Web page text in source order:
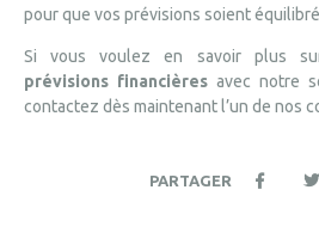
pour que vos prévisions soient
Si vous voulez en savoir plus
prévisions financières avec notre
contactez dès maintenant l’un de nos
PARTAGER